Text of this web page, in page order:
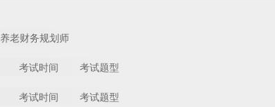
养老财务规划师
考试时间 考试题型
考试时间 考试题型